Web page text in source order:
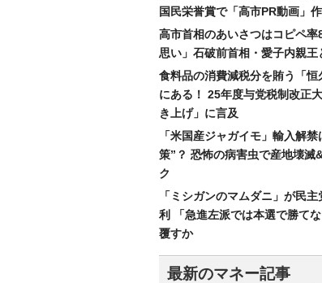
国民栄誉賞で「高市PR動画」
高市首相のあいさつはコピペ
思い」石破前首相・愛子内親王
食料品の消費減税分を賄う「恒
にある！ 25年度与党税制改正
き上げ」に言及
「米国産ジャガイモ」輸入解
策”？ 恐怖の病害虫で産地壊滅
ク
「ミシガンのマムダニ」が民
利 「急進左派では本選で勝て
覆すか
最新のマネー記事